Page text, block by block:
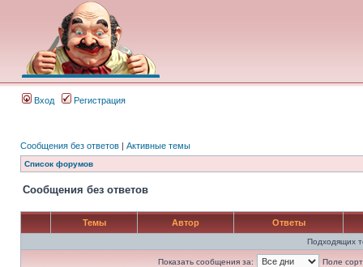
Вход Регистрация
Сообщения без ответов | Активные темы
Список форумов
Сообщения без ответов
Темы Автор Ответы
Подходящих
Показать сообщения за:
Поле